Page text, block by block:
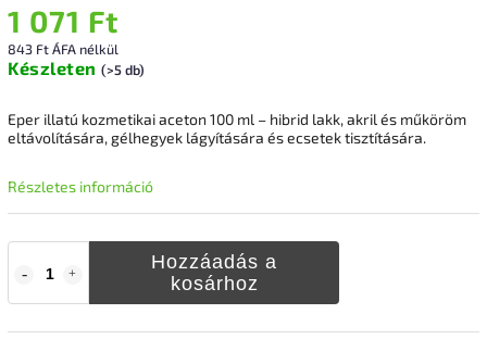
1 071 Ft
843 Ft ÁFA nélkül
Készleten (>5 db)
Hozzáadás a
kosárhoz
Eper illatú kozmetikai aceton 100 ml – hibrid lakk, akril és műköröm
eltávolítására, gélhegyek lágyítására és ecsetek tisztítására.
Részletes információ